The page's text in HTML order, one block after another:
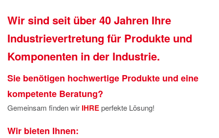
DATENSCHUTZ
Wir sind seit über 40 Jahren Ihre
Industrievertretung für Produkte und
Komponenten in der Industrie.
Sie benötigen hochwertige Produkte und eine
kompetente Beratung?
Gemeinsam finden wir IHREperfekte Lösung!
Wir bieten Ihnen: